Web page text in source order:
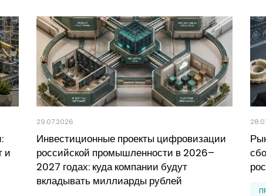
и
29.07.2026
Инвестиционные проекты цифровизации
российской промышленности в 2026–
2027 годах: куда компании будут
вкладывать миллиарды рублей